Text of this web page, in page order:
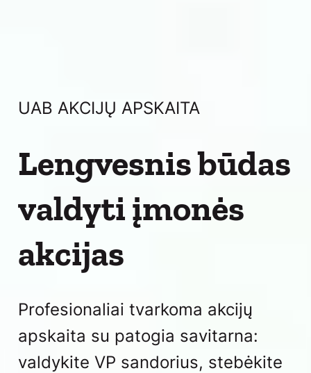
UAB AKCIJŲ APSKAITA
Lengvesnis būdas
valdyti įmonės
akcijas
Profesionaliai tvarkoma akcijų
apskaita su patogia savitarna:
valdykite VP sandorius, stebėkite